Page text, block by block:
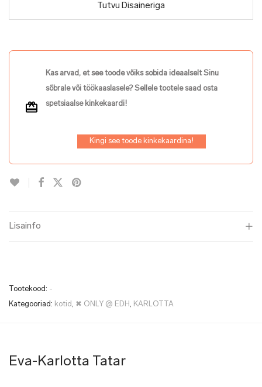
Tutvu Disaineriga
Kas arvad, et see toode võiks sobida ideaalselt Sinu
sõbrale või töökaaslasele? Sellele tootele saad osta
spetsiaalse kinkekaardi!
Kingi see toode kinkekaardina!
Lisainfo
Tootekood: -
Kategooriad: kotid, ✖ ONLY @ EDH, KARLOTTA
Eva-Karlotta Tatar